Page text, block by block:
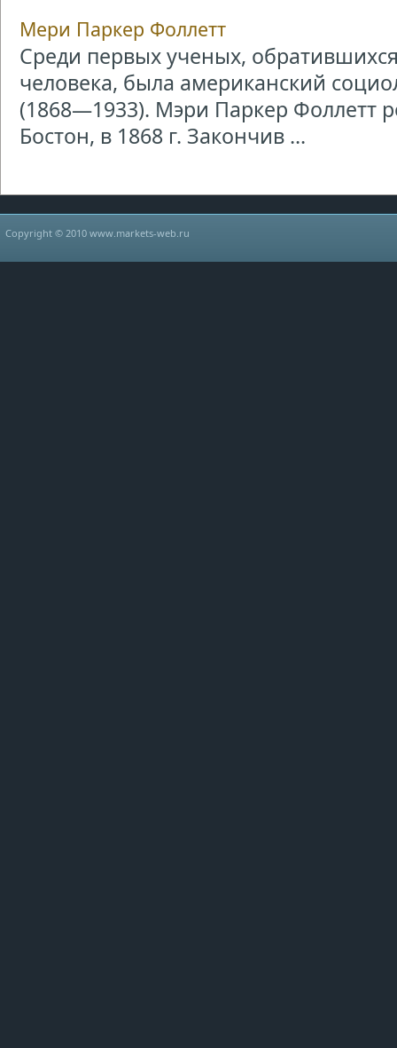
Мери Паркер Фоллетт
Среди первых ученых,
человека, была американский
(1868—1933). Мэри Паркер Фоллетт
Бостон, в 1868 г. Закончив ...
Copyright © 2010 www.markets-web.ru